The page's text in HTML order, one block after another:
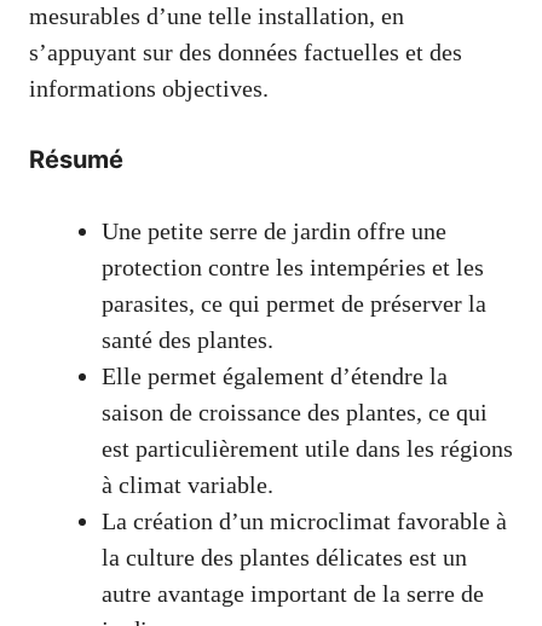
mesurables d’une telle installation, en
s’appuyant sur des données factuelles et des
informations objectives.
Résumé
Une petite serre de jardin offre une
protection contre les intempéries et les
parasites, ce qui permet de préserver la
santé des plantes.
Elle permet également d’étendre la
saison de croissance des plantes, ce qui
est particulièrement utile dans les régions
à climat variable.
La création d’un microclimat favorable à
la culture des plantes délicates est un
autre avantage important de la serre de